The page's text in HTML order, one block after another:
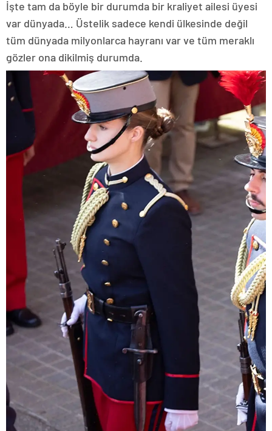
İşte tam da böyle bir durumda bir kraliyet ailesi üyesi
var dünyada… Üstelik sadece kendi ülkesinde değil
tüm dünyada milyonlarca hayranı var ve tüm meraklı
gözler ona dikilmiş durumda.